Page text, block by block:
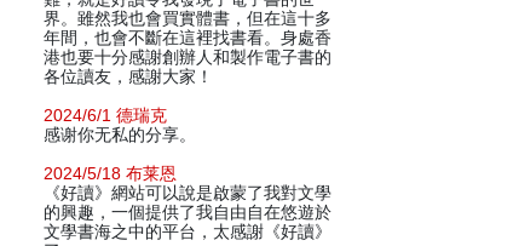
界。雖然我也會買實體書，但在這十多
年間，也會不斷在這裡找書看。身處香
港也要十分感謝創辦人和製作電子書的
各位讀友，感謝大家！
2024/6/1 德瑞克
感谢你无私的分享。
2024/5/18 布莱恩
《好讀》網站可以說是啟蒙了我對文學
的興趣，一個提供了我自由自在悠遊於
文學書海之中的平台，太感謝《好讀》